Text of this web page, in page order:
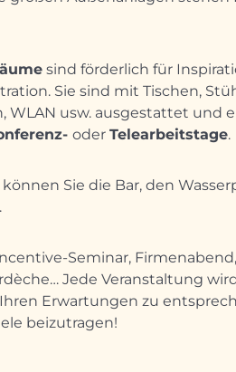
sind förderlich für
Sie sind mit Tischen,
WLAN usw. ausgestattet und
oder Telearbeitstage.
Sie die Bar, den
Seminar, Firmenabend,
Jede Veranstaltung
Erwartungen zu
beizutragen!